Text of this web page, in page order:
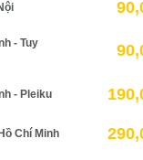
- Tuy
- Pleiku
Chí Minh